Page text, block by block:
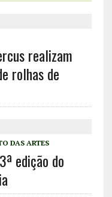
realizam
rolhas de
DAS ARTES
edição do